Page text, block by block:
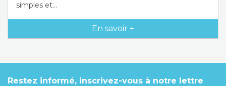
simples et...
En savoir +
Restez informé, inscrivez-vous à notre lettre